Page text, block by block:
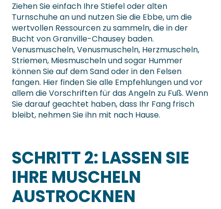
Ziehen Sie einfach Ihre Stiefel oder alten
Turnschuhe an und nutzen Sie die Ebbe, um die
wertvollen Ressourcen zu sammeln, die in der
Bucht von Granville-Chausey baden.
Venusmuscheln, Venusmuscheln, Herzmuscheln,
Striemen, Miesmuscheln und sogar Hummer
können Sie auf dem Sand oder in den Felsen
fangen. Hier finden Sie alle Empfehlungen und vor
allem die Vorschriften für das Angeln zu Fuß. Wenn
Sie darauf geachtet haben, dass Ihr Fang frisch
bleibt, nehmen Sie ihn mit nach Hause.
SCHRITT 2: LASSEN SIE
IHRE MUSCHELN
AUSTROCKNEN